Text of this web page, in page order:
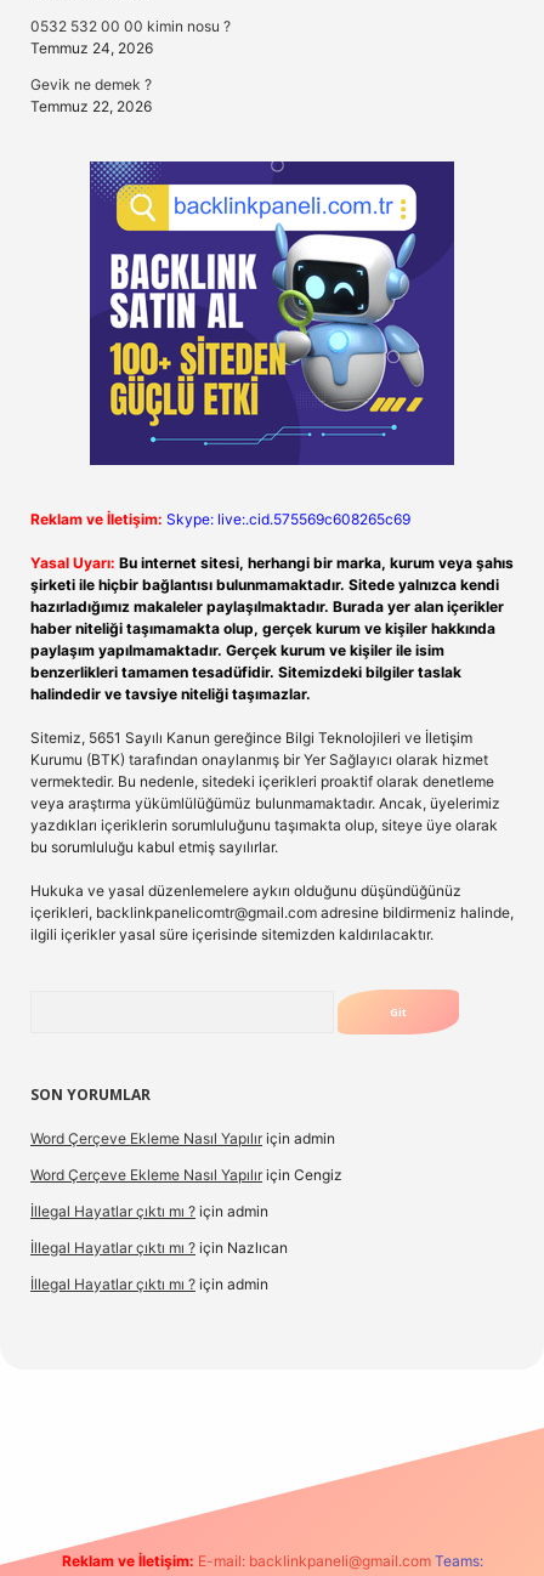
0532 532 00 00 kimin nosu ?
Temmuz 24, 2026
Gevik ne demek ?
Temmuz 22, 2026
Reklam ve İletişim: Skype: live:.cid.575569c608265c69
Yasal Uyarı: Bu internet sitesi, herhangi bir marka, kurum veya şahıs
şirketi ile hiçbir bağlantısı bulunmamaktadır. Sitede yalnızca kendi
hazırladığımız makaleler paylaşılmaktadır. Burada yer alan içerikler
haber niteliği taşımamakta olup, gerçek kurum ve kişiler hakkında
paylaşım yapılmamaktadır. Gerçek kurum ve kişiler ile isim
benzerlikleri tamamen tesadüfidir. Sitemizdeki bilgiler taslak
halindedir ve tavsiye niteliği taşımazlar.
Sitemiz, 5651 Sayılı Kanun gereğince Bilgi Teknolojileri ve İletişim
Kurumu (BTK) tarafından onaylanmış bir Yer Sağlayıcı olarak hizmet
vermektedir. Bu nedenle, sitedeki içerikleri proaktif olarak denetleme
veya araştırma yükümlülüğümüz bulunmamaktadır. Ancak, üyelerimiz
yazdıkları içeriklerin sorumluluğunu taşımakta olup, siteye üye olarak
bu sorumluluğu kabul etmiş sayılırlar.
Hukuka ve yasal düzenlemelere aykırı olduğunu düşündüğünüz
içerikleri, backlinkpanelicomtr@gmail.com adresine bildirmeniz halinde,
ilgili içerikler yasal süre içerisinde sitemizden kaldırılacaktır.
SON YORUMLAR
Word Çerçeve Ekleme Nasıl Yapılır için admin
Word Çerçeve Ekleme Nasıl Yapılır için Cengiz
İllegal Hayatlar çıktı mı ? için admin
İllegal Hayatlar çıktı mı ? için Nazlıcan
İllegal Hayatlar çıktı mı ? için admin
Reklam ve İletişim: E-mail: backlinkpaneli@gmail.com Teams: